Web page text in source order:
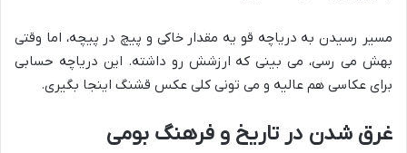
مسیر رسیدن به دریاچه قو یه مقدار خاکی و پیچ در پیچه، اما وقتی
بهش می رسی، می بینی که ارزشش رو داشته. این دریاچه حسابی
برای عکاسی هم عالیه و می تونی کلی عکس قشنگ اینجا بگیری.
غرق شدن در تاریخ و فرهنگ بومی